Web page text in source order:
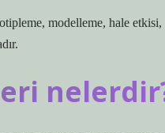
modelleme, hale